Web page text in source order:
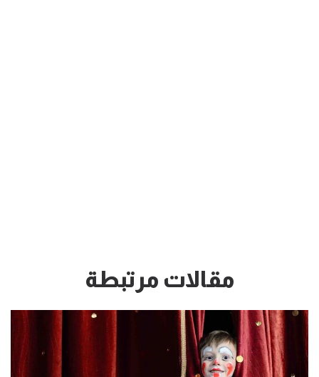
مقالات مرتبطة